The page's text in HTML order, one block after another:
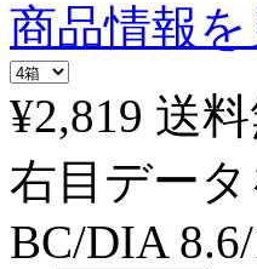
商品情報を
¥2,819 送
右目データ
BC/DIA